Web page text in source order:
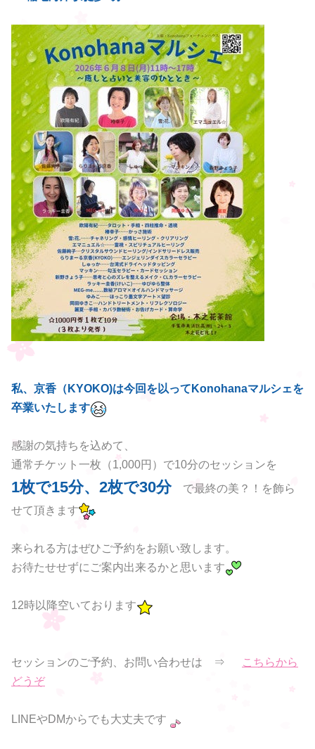
私、京香（KYOKO)は今回を以ってKonohanaマルシェを
卒業いたします
感謝の気持ちを込めて、
通常チケット一枚（1,000円）で10分のセッションを
1枚で15分、2枚で30分で最終の美？！を飾ら
せて頂きます
来られる方はぜひご予約をお願い致します。
お待たせせずにご案内出来るかと思います
12時以降空いております
セッションのご予約、お問い合わせは ⇒
こちらから
どうぞ
LINEやDMからでも大丈夫です